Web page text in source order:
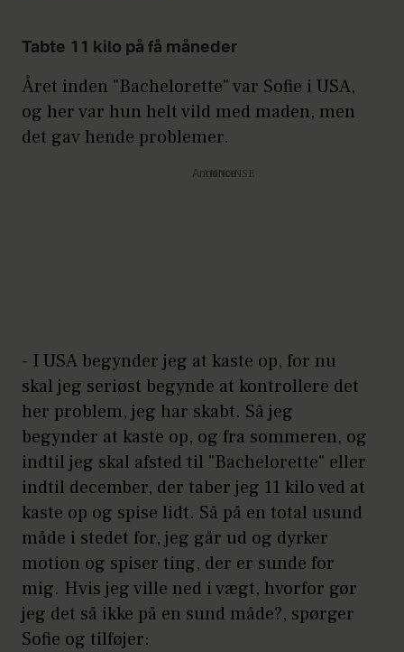
Tabte 11 kilo på få måneder
Året inden "Bachelorette" var Sofie i USA,
og her var hun helt vild med maden, men
det gav hende problemer.
Annonce
- I USA begynder jeg at kaste op, for nu
skal jeg seriøst begynde at kontrollere det
her problem, jeg har skabt. Så jeg
begynder at kaste op, og fra sommeren, og
indtil jeg skal afsted til "Bachelorette" eller
indtil december, der taber jeg 11 kilo ved at
kaste op og spise lidt. Så på en total usund
måde i stedet for, jeg går ud og dyrker
motion og spiser ting, der er sunde for
mig. Hvis jeg ville ned i vægt, hvorfor gør
jeg det så ikke på en sund måde?, spørger
Sofie og tilføjer: